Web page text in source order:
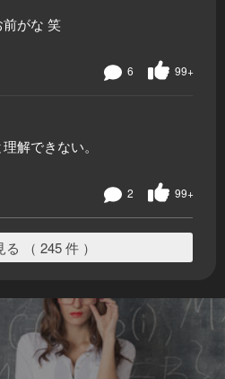
がな 笑
99+
6
解できない。
99+
2
る （ 245 件 ）